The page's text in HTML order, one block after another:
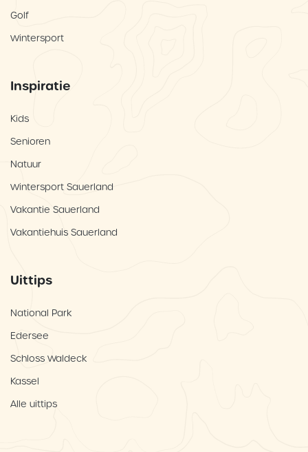
Golf
Wintersport
Inspiratie
Kids
Senioren
Natuur
Wintersport Sauerland
Vakantie Sauerland
Vakantiehuis Sauerland
Uittips
National Park
Edersee
Schloss Waldeck
Kassel
Alle uittips